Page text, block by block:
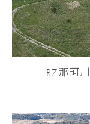
R7那珂